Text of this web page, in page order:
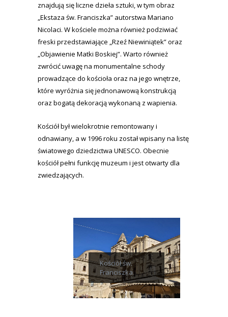
znajdują się liczne dzieła sztuki, w tym obraz
„Ekstaza św. Franciszka” autorstwa Mariano
Nicolaci. W kościele można również podziwiać
freski przedstawiające „Rzeź Niewiniątek” oraz
„Objawienie Matki Boskiej”. Warto również
zwrócić uwagę na monumentalne schody
prowadzące do kościoła oraz na jego wnętrze,
które wyróżnia się jednonawową konstrukcją
oraz bogatą dekoracją wykonaną z wapienia.
Kościół był wielokrotnie remontowany i
odnawiany, a w 1996 roku został wpisany na listę
światowego dziedzictwa UNESCO. Obecnie
kościół pełni funkcję muzeum i jest otwarty dla
zwiedzających.
Kościół św.
Franciszka